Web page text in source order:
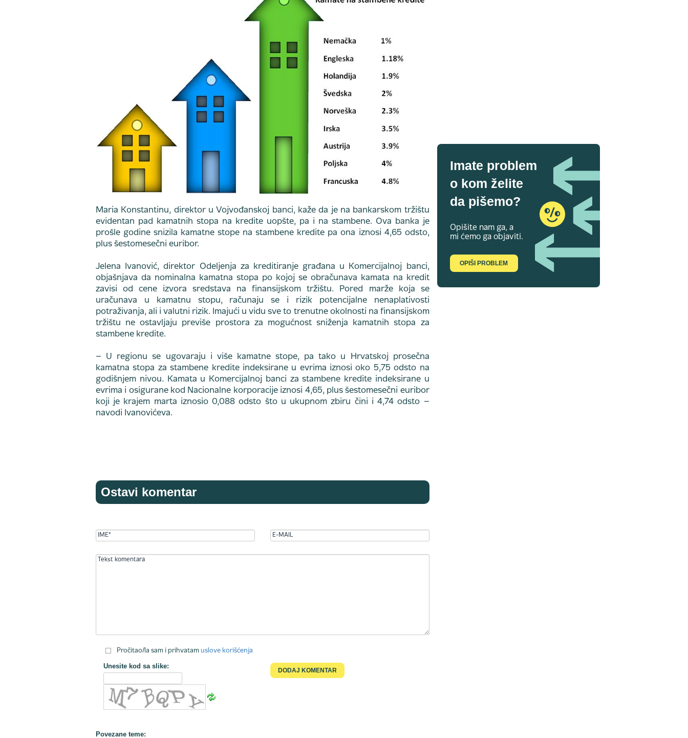
Maria Konstantinu, direktor u Vojvođanskoj banci, kaže da je na bankarskom tržištu
evidentan pad kamatnih stopa na kredite uopšte, pa i na stambene. Ova banka je
prošle godine snizila kamatne stope na stambene kredite pa ona iznosi 4,65 odsto,
plus šestomesečni euribor.
Jelena Ivanović, direktor Odeljenja za kreditiranje građana u Komercijalnoj banci,
objašnjava da nominalna kamatna stopa po kojoj se obračunava kamata na kredit
zavisi od cene izvora sredstava na finansijskom tržištu. Pored marže koja se
uračunava u kamatnu stopu, računaju se i rizik potencijalne nenaplativosti
potraživanja, ali i valutni rizik. Imajući u vidu sve to trenutne okolnosti na finansijskom
tržištu ne ostavljaju previše prostora za mogućnost sniženja kamatnih stopa za
stambene kredite.
– U regionu se ugovaraju i više kamatne stope, pa tako u Hrvatskoj prosečna
kamatna stopa za stambene kredite indeksirane u evrima iznosi oko 5,75 odsto na
godišnjem nivou. Kamata u Komercijalnoj banci za stambene kredite indeksirane u
evrima i osigurane kod Nacionalne korporacije iznosi 4,65, plus šestomesečni euribor
koji je krajem marta iznosio 0,088 odsto što u ukupnom zbiru čini i 4,74 odsto –
navodi Ivanovićeva.
Ostavi komentar
Pročitao/la sam i prihvatam uslove korišćenja
Unesite kod sa slike:
Povezane teme:
Imate problem
o kom želite
da pišemo?
Opišite nam ga, a
mi ćemo ga objaviti.
OPIŠI PROBLEM